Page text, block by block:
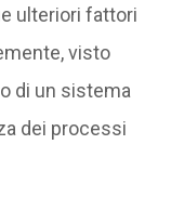
ulteriori fattori
visto
di un sistema
dei processi